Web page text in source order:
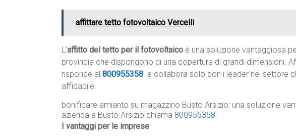
affittare tetto fotovoltaico Vercelli
L’affitto del tetto per il fotovoltaico è una soluzione vantaggiosa
provincia che dispongono di una copertura di grandi dimensioni.
risponde al 800955358 e collabora solo con i leader nel settore
affidabile.
bonificare amianto su magazzino Busto Arsizio: una soluzione
azienda a Busto Arsizio chiama 800955358
I vantaggi per le imprese